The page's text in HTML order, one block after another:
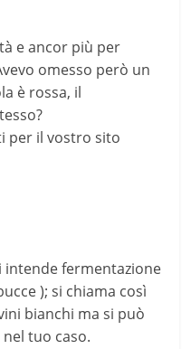
e ancor più per
omesso però un
è rossa, il
per il vostro sito
intende fermentazione
); si chiama così
bianchi ma si può
tuo caso.